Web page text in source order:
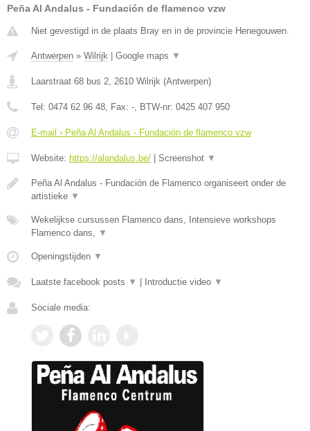
Peña Al Andalus - Fundación de flamenco vzw
Niet gevestigd in de plaats Bray en in de provincie Henegouwen.
Antwerpen » Wilrijk | Google maps ▼
Laarstraat 68 bus 2 2610 Wilrijk (Antwerpen)
Tel: 0474 62 96 48 , Fax: - , BTW-nr: 0425 407 950
E-mail › Peña Al Andalus - Fundación de flamenco vzw
Website: https://alandalus.be/ | Screenshot ▼
Peña Al Andalus - Fundación de Flamenco organiseert onder de
artistieke ▼
Wekelijkse cursussen Flamenco dans, Intensieve workshops
Flamenco dans,
▼
Openingstijden ▼
Laatste facebook posts ▼ | Introductie video ▼
Sociale media: